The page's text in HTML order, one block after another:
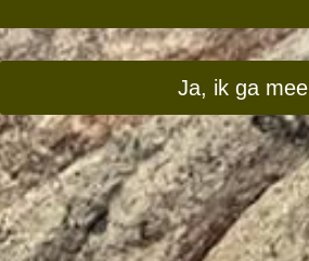
Ja, ik ga mee